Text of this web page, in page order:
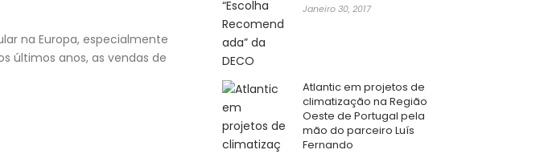
na Europa, especialmente
últimos anos, as vendas de
Janeiro 30, 2017
Atlantic em projetos de
climatização na Região
Oeste de Portugal pela
mão do parceiro Luís
Fernando